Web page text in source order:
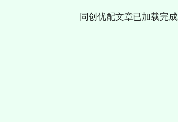
同创优配文章已加载完成